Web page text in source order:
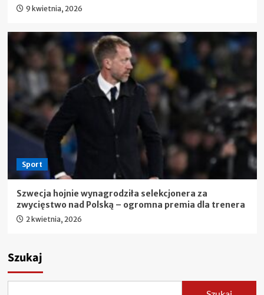
9 kwietnia, 2026
Sport
Szwecja hojnie wynagrodziła selekcjonera za
zwycięstwo nad Polską – ogromna premia dla trenera
2 kwietnia, 2026
Szukaj